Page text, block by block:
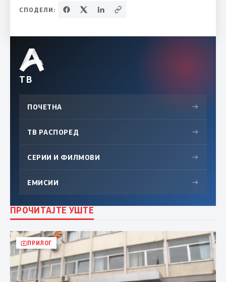
СПОДЕЛИ:
ТВ
ПОЧЕТНА →
ТВ РАСПОРЕД →
СЕРИИ И ФИЛМОВИ →
ЕМИСИИ →
ПРОЧИТАЈТЕ УШТЕ
ПРИЛОГ